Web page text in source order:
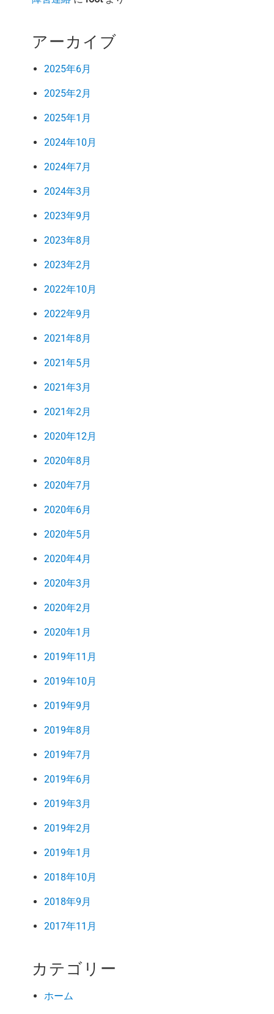
アーカイブ
2025年6月
2025年2月
2025年1月
2024年10月
2024年7月
2024年3月
2023年9月
2023年8月
2023年2月
2022年10月
2022年9月
2021年8月
2021年5月
2021年3月
2021年2月
2020年12月
2020年8月
2020年7月
2020年6月
2020年5月
2020年4月
2020年3月
2020年2月
2020年1月
2019年11月
2019年10月
2019年9月
2019年8月
2019年7月
2019年6月
2019年3月
2019年2月
2019年1月
2018年10月
2018年9月
2017年11月
カテゴリー
ホーム